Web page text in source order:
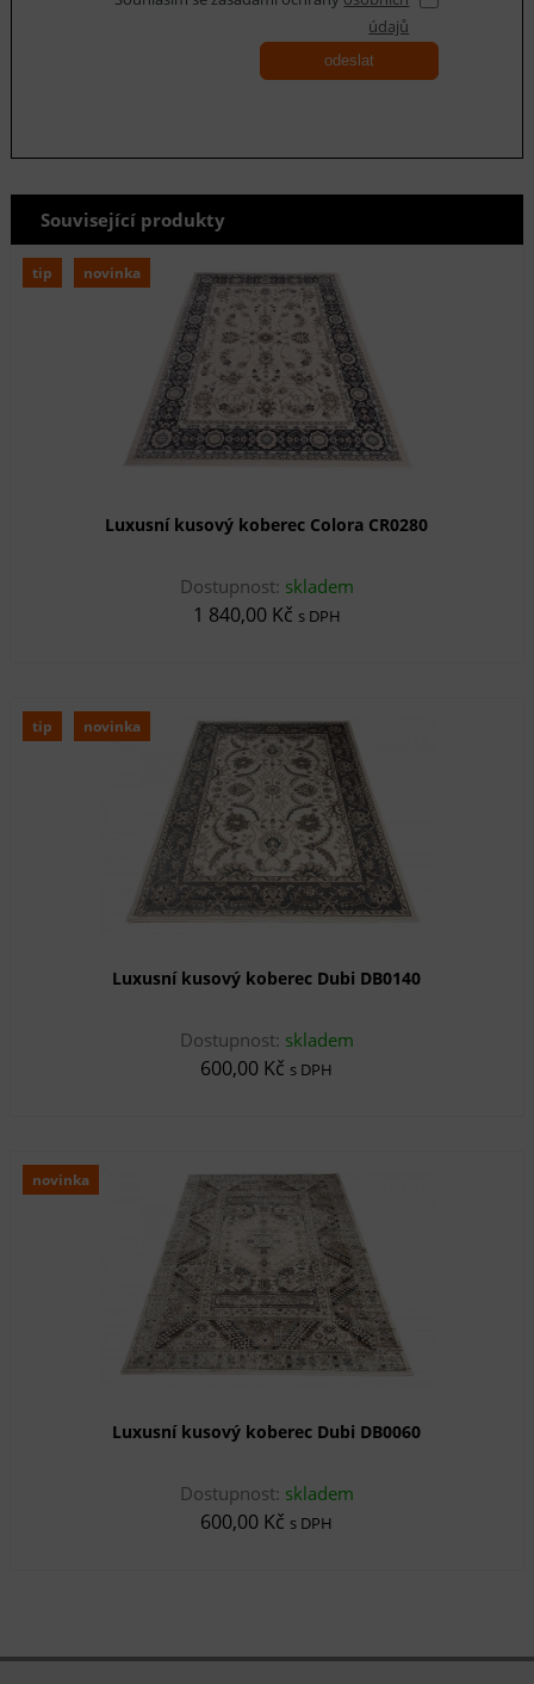
údajů
odeslat
Související produkty
tip novinka
Luxusní kusový koberec Colora CR0280
Dostupnost: skladem
1 840,00 Kč s DPH
tip novinka
Luxusní kusový koberec Dubi DB0140
Dostupnost: skladem
600,00 Kč s DPH
novinka
Luxusní kusový koberec Dubi DB0060
Dostupnost: skladem
600,00 Kč s DPH